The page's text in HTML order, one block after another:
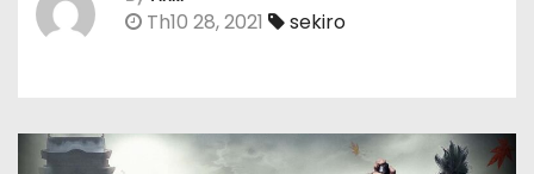
Th10 28, 2021 sekiro